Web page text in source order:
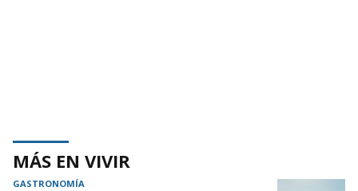
MÁS EN VIVIR
GASTRONOMÍA